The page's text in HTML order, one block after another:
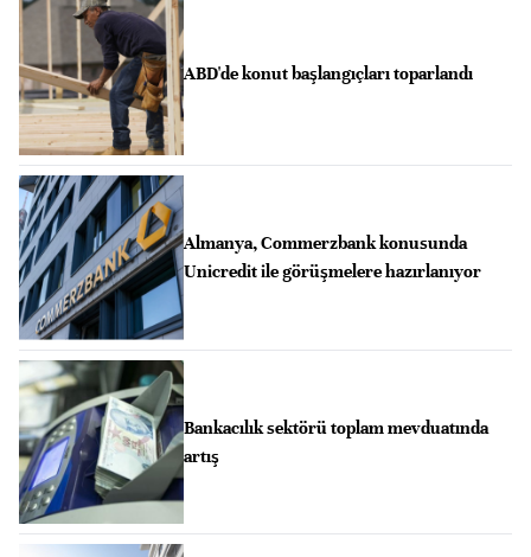
ABD'de konut başlangıçları toparlandı
Almanya, Commerzbank konusunda
Unicredit ile görüşmelere hazırlanıyor
Bankacılık sektörü toplam mevduatında
artış